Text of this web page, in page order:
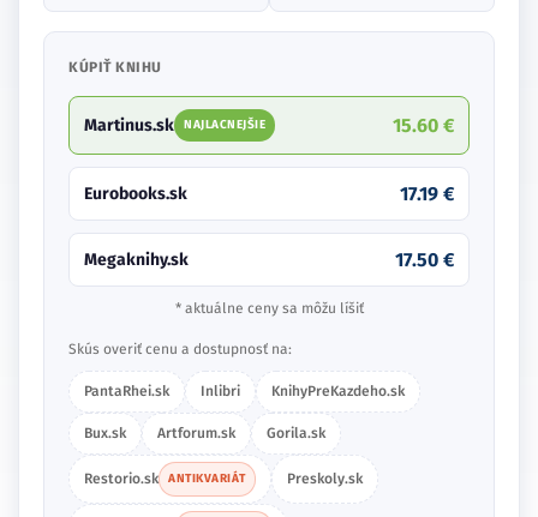
KÚPIŤ KNIHU
Martinus.sk NAJLACNEJŠIE 15.60 €
Eurobooks.sk 17.19 €
Megaknihy.sk 17.50 €
* aktuálne ceny sa môžu líšiť
Skús overiť cenu a dostupnosť na:
PantaRhei.sk Inlibri KnihyPreKazdeho.sk
Bux.sk Artforum.sk Gorila.sk
Restorio.sk ANTIKVARIÁT Preskoly.sk